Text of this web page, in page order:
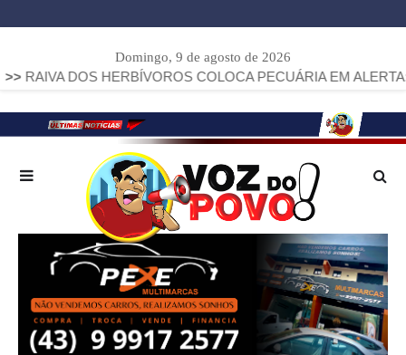
Domingo, 9 de agosto de 2026
HERBÍVOROS COLOCA PECUÁRIA EM ALERTA: PARANÁ